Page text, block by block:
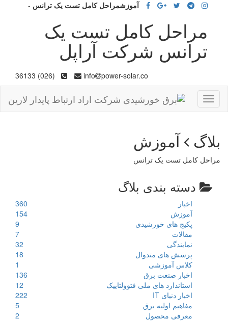
آموزشمراحل کامل تست یک ترانس -
مراحل کامل تست یک
ترانس شرکت آراپل
info power-solar.co
(026) 36133
Toggle
navigation
بلاگ آموزش
مراحل کامل تست یک ترانس
دسته بندی بلاگ
اخبار
360
آموزش
154
پکیج های خورشیدی
9
مقالات
7
نمایندگی
32
پرسش های متدوال
18
کلاس آموزشی
1
اخبار صنعت برق
136
استاندارد های ملی فتوولتاییک
12
اخبار دنیای IT
222
مفاهیم اولیه برق
5
معرفی محصول
2